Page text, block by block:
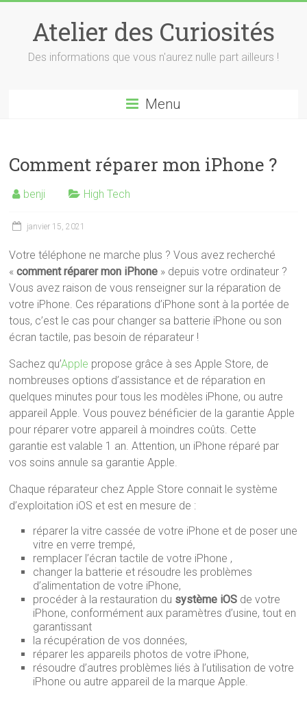
contentAtelier des Curiosités
Des informations que vous n'aurez nulle part ailleurs !
Menu
Comment réparer mon iPhone ?
benji High Tech
janvier 15, 2021
Votre téléphone ne marche plus ? Vous avez recherché
«comment réparer mon iPhone » depuis votre ordinateur ?
Vous avez raison de vous renseigner sur la réparation de
votre iPhone. Ces réparations d’iPhone sont à la portée de
tous, c’est le cas pour changer sa batterie iPhone ou son
écran tactile, pas besoin de réparateur !
Sachez qu’Apple propose grâce à ses Apple Store, de
nombreuses options d’assistance et de réparation en
quelques minutes pour tous les modèles iPhone, ou autre
appareil Apple. Vous pouvez bénéficier de la garantie Apple
pour réparer votre appareil à moindres coûts. Cette
garantie est valable 1 an. Attention, un iPhone réparé par
vos soins annule sa garantie Apple.
Chaque réparateur chez Apple Store connait le système
d’exploitation iOS et est en mesure de :
réparer la vitre cassée de votre iPhone et de poser une
vitre en verre trempé,
remplacer l’écran tactile de votre iPhone ,
changer la batterie et résoudre les problèmes
d’alimentation de votre iPhone,
procéder à la restauration du système iOS de votre
iPhone, conformément aux paramètres d’usine, tout en
garantissant
la récupération de vos données,
réparer les appareils photos de votre iPhone,
résoudre d’autres problèmes liés à l’utilisation de votre
iPhone ou autre appareil de la marque Apple.